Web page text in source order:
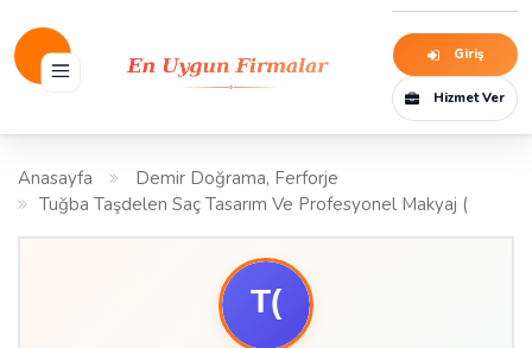
Giriş
Hizmet Ver
Anasayfa
Demir Doğrama, Ferforje
Tuğba Taşdelen Saç Tasarım Ve Profesyonel Makyaj (